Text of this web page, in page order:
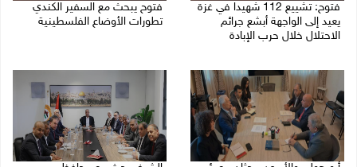
فتوح: تشييع 112 شهيدا في غزة
يعيد إلى الواجهة أبشع جرائم
الاحتلال خلال حرب الإبادة
فتوح يبحث مع السفير الكندي
تطورات الأوضاع الفلسطينية